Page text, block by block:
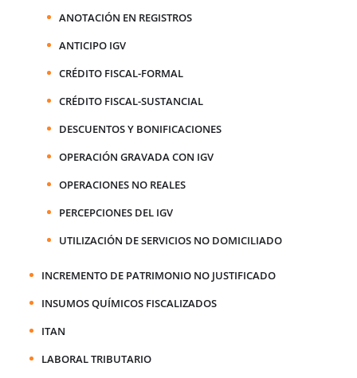
ANOTACIÓN EN REGISTROS
ANTICIPO IGV
CRÉDITO FISCAL-FORMAL
CRÉDITO FISCAL-SUSTANCIAL
DESCUENTOS Y BONIFICACIONES
OPERACIÓN GRAVADA CON IGV
OPERACIONES NO REALES
PERCEPCIONES DEL IGV
UTILIZACIÓN DE SERVICIOS NO DOMICILIADO
INCREMENTO DE PATRIMONIO NO JUSTIFICADO
INSUMOS QUÍMICOS FISCALIZADOS
ITAN
LABORAL TRIBUTARIO